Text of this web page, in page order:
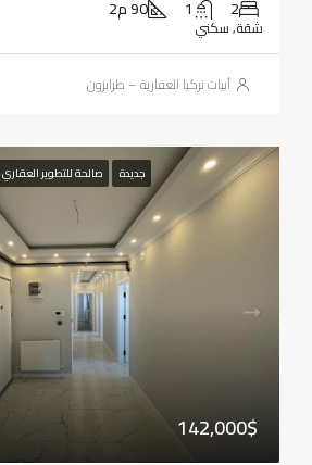
2
1 90 م2
شقة, سكني
أبيات تركيا العقارية – طرابزون
جديدة صالحة للتطوير العقاري
142,000$